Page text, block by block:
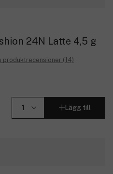
24N Latte 4,5 g
produktrecensioner (14)
Lägg till